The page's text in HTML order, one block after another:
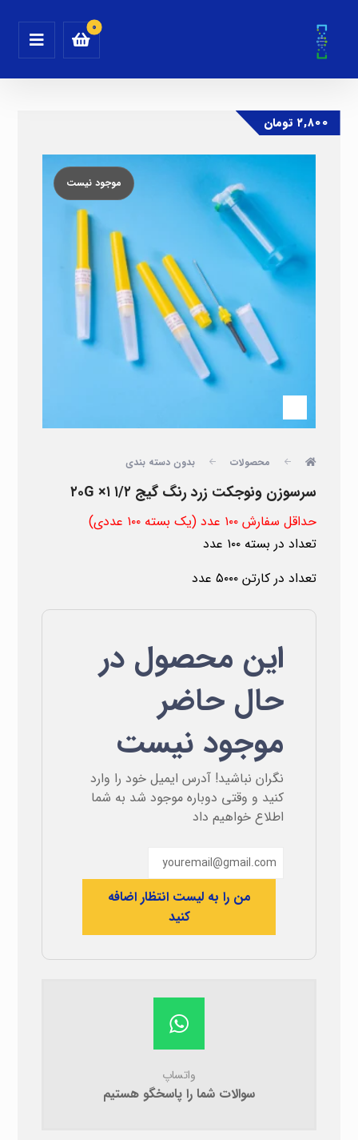
موجود نیست
محصولات بدون دسته بندی
سرسوزن ونوجکت زرد رنگ گیج ۲۰G ×۱ ۱/۲
۲,۸۰۰ تومان
حداقل سفارش ۱۰۰ عدد (یک بسته ۱۰۰ عددی)
تعداد در بسته ۱۰۰ عدد
تعداد در کارتن ۵۰۰۰ عدد
این محصول در
حال حاضر
موجود نیست
نگران نباشید! آدرس ایمیل خود را وارد
کنید و وقتی دوباره موجود شد به شما
اطلاع خواهیم داد
من را به لیست انتظار اضافه
کنید
واتساپ
سوالات شما را پاسخگو هستیم